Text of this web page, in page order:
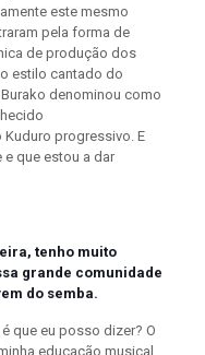
este mesmo
pela forma de
de produção dos
estilo cantado do
denominou como
progressivo. E
e que estou a dar
tenho muito
grande comunidade
do semba.
que eu posso dizer? O
educação musical